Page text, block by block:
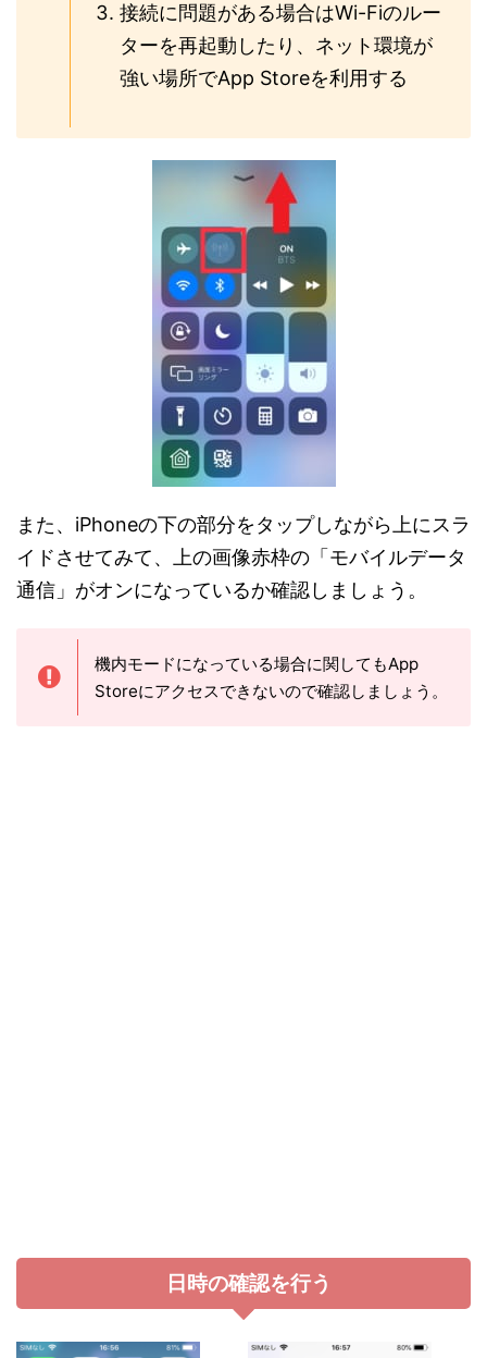
接続に問題がある場合はWi-Fiのルー
ターを再起動したり、ネット環境が
強い場所でApp Storeを利用する
また、iPhoneの下の部分をタップしながら上にスラ
イドさせてみて、上の画像赤枠の「モバイルデータ
通信」がオンになっているか確認しましょう。
機内モードになっている場合に関してもApp
Storeにアクセスできないので確認しましょう。
日時の確認を行う